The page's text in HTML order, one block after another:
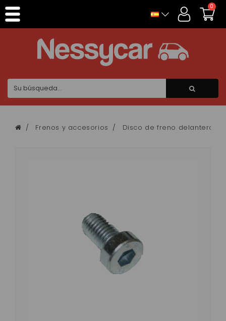
0
Frenos y accesorios Disco de freno delantero
Panel de gestión de cookies